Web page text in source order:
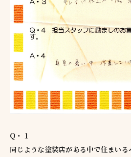
Q・１
同じような塗装店がある中で住まい